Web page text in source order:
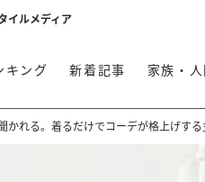
イルメディア
キング 新着記事 家族・
かれる。着るだけでコーデが格上げす